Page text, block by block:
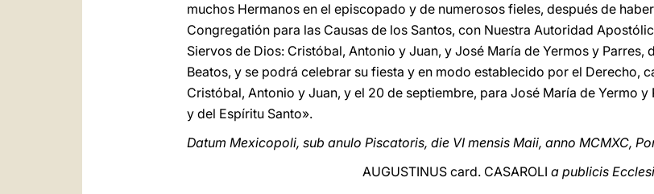
muchos Hermanos en el episcopado y de numerosos fieles, después de
Congregatión para las Causas de los Santos, con Nuestra Autoridad
Siervos de Dios: Cristóbal, Antonio y Juan, y José María de Yermos y Parres,
Beatos, y se podrá celebrar su fiesta y en modo establecido por el Derecho,
Cristóbal, Antonio y Juan, y el 20 de septiembre, para José María de Yermo
y del Espíritu Santo».
Datum Mexicopoli, sub anulo Piscatoris, die VI mensis Maii, anno MCMXC,
AUGUSTINUS card. CASAROLI a publicis